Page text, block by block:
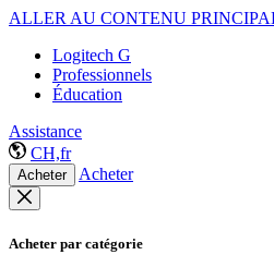
ALLER AU CONTENU
Logitech G
Professionnels
Éducation
Assistance
CH,fr
Acheter Acheter
Acheter par catégorie